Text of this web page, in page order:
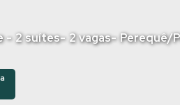
- 2 suítes- 2 vagas- Perequê/